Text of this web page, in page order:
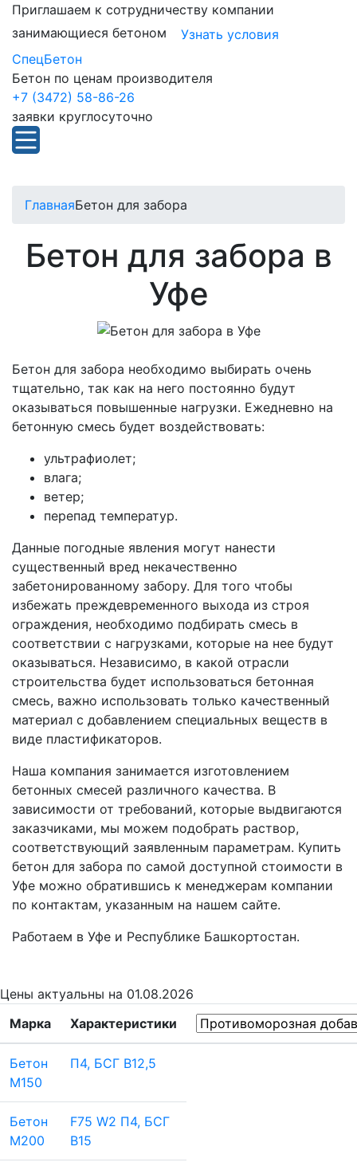
Приглашаем к сотрудничеству компании
занимающиеся бетоном
Узнать условия
СпецБетон
Бетон по ценам производителя
+7 (3472) 58-86-26
заявки круглосуточно
ГлавнаяБетон для забора
Бетон для забора в
Уфе
Бетон для забора необходимо выбирать очень
тщательно, так как на него постоянно будут
оказываться повышенные нагрузки. Ежедневно на
бетонную смесь будет воздействовать:
ультрафиолет;
влага;
ветер;
перепад температур.
Данные погодные явления могут нанести
существенный вред некачественно
забетонированному забору. Для того чтобы
избежать преждевременного выхода из строя
ограждения, необходимо подбирать смесь в
соответствии с нагрузками, которые на нее будут
оказываться. Независимо, в какой отрасли
строительства будет использоваться бетонная
смесь, важно использовать только качественный
материал с добавлением специальных веществ в
виде пластификаторов.
Наша компания занимается изготовлением
бетонных смесей различного качества. В
зависимости от требований, которые выдвигаются
заказчиками, мы можем подобрать раствор,
соответствующий заявленным параметрам. Купить
бетон для забора по самой доступной стоимости в
Уфе можно обратившись к менеджерам компании
по контактам, указанным на нашем сайте.
Работаем в Уфе и Республике Башкортостан.
Цены актуальны на 01.08.2026
Марка
Характеристики
Бетон
М150
П4, БСГ В12,5
Бетон
М200
F75 W2 П4, БСГ
В15